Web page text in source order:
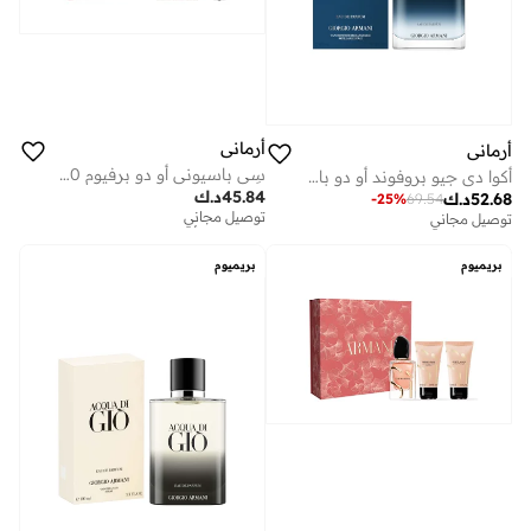
أرماني
أكوا دي جيو بروفوند أو دو بارفان 200 مل
د.ك52.68
69.54
-25%
توصيل مجاني
أرماني
سِي باسيوني أو دو برفيوم 50 مل طقم هدايا للعطلات
د.ك45.84
توصيل مجاني
توفير على الأطقم
بريميوم بريميوم